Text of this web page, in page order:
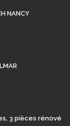
NANCY
3 pièces rénové